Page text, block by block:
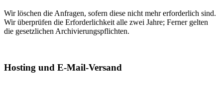
Wir löschen die Anfragen, sofern diese nicht mehr erforderlich sind.
Wir überprüfen die Erforderlichkeit alle zwei Jahre; Ferner gelten
die gesetzlichen Archivierungspflichten.
Hosting und E-Mail-Versand